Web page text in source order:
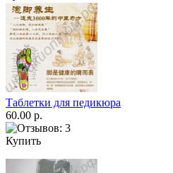
Таблетки для педикюра
60.00 р.
Купить